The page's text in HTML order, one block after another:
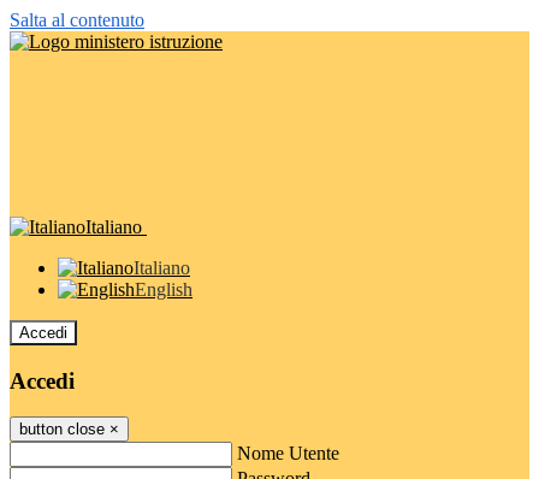
Salta al contenuto
Italiano
Italiano
English
Accedi
Accedi
button close ×
Nome Utente